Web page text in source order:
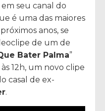
seu canal do
é uma das maiores
anos, se
de um de
Bater Palma”
12h, um novo clipe
casal de ex-
.